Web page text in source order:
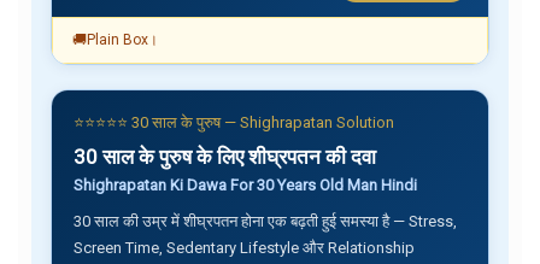
🚚Plain Box।
⭐⭐⭐⭐⭐ 30 साल के पुरुष — Shighrapatan Solution
30 साल के पुरुष के लिए शीघ्रपतन की दवा
Shighrapatan Ki Dawa For 30 Years Old Man Hindi
30 साल की उम्र में शीघ्रपतन होना एक बढ़ती हुई समस्या है — Stress,
Screen Time, Sedentary Lifestyle और Relationship